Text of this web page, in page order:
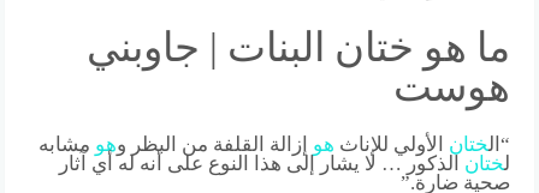
ما هو ختان البنات | جاوبني
هوست
“ال ختان الأولي للإناث هو إزالة القلفة من البظر وهو مشابه
ختان الذكور … لا يشار إلى هذا النوع على أنه له أي آثار
صحية ضارة.”